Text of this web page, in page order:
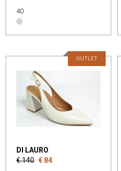
40
DI LAURO
€ 140 € 84
OUTLET